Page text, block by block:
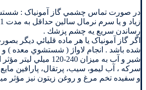
در صورت تماس چشمي گاز آمونیاک :
رساندن سريع يه چشم پزشك .
اگر گاز آمونیاک يا هر ماده قليائي ديگر
شير و آب به ميزان 240-120
سركه ، آب ليمو، سيب، پرتقال، پارافين
و سفيده تخم مرغ و روغن زيتون نيز مؤثر